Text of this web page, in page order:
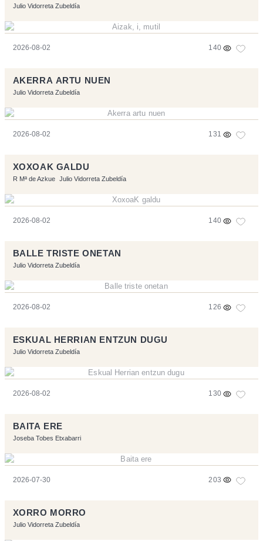
Julio Vidorreta Zubeldía
2026-08-02 140
AKERRA ARTU NUEN
Julio Vidorreta Zubeldía
2026-08-02 131
XOXOAK GALDU
R Mª de Azkue Julio Vidorreta Zubeldía
2026-08-02 140
BALLE TRISTE ONETAN
Julio Vidorreta Zubeldía
2026-08-02 126
ESKUAL HERRIAN ENTZUN DUGU
Julio Vidorreta Zubeldía
2026-08-02 130
BAITA ERE
Joseba Tobes Etxabarri
2026-07-30 203
XORRO MORRO
Julio Vidorreta Zubeldía